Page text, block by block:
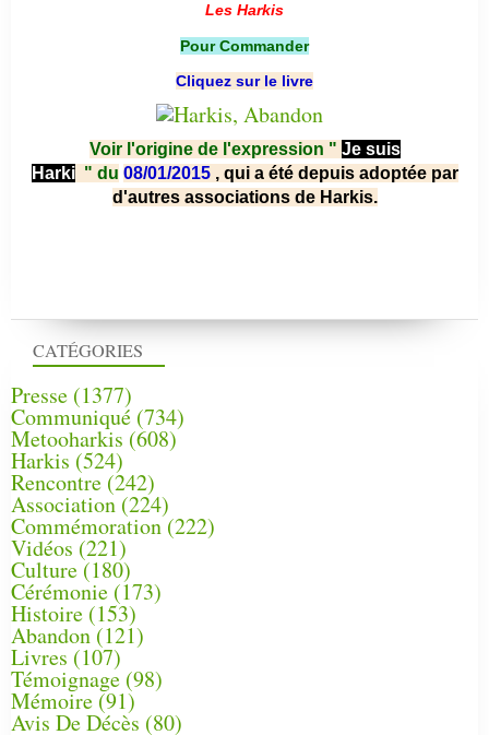
CATÉGORIES
Presse (1377)
Communiqué (734)
Metooharkis (608)
Harkis (524)
Rencontre (242)
Association (224)
Commémoration(222)
Vidéos (221)
Culture(180)
Cérémonie (173)
Histoire (153)
Abandon(121)
Livres (107)
Témoignage (98)
Mémoire (91)
Avis De Décès (80)
Les Harkis
Pour Commander
Cliquez sur le livre
Voir l'origine de l'expression " Je suis
Harki " du 08/01/2015 , qui a été depuis adoptée par
d'autres associations de Harkis.